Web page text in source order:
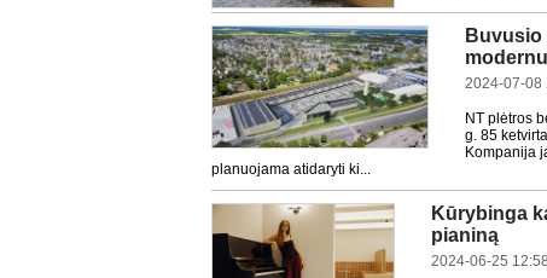
2024-07-08
NT plėtros
g. 85
Kompanija
planuojama atidaryti ki...
Kūrybinga
pianiną
2024-06-25 12:58